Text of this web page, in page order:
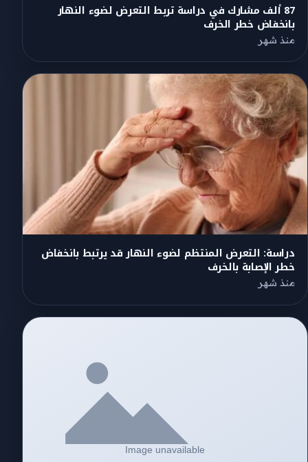
87 ألف مشارك في دراسة تربط التعرض لضوء النهار
بانخفاض خطر الخرف
منذ شهر
دراسة: التعرض المنتظم لضوء النهار قد يرتبط بانخفاض
خطر الإصابة بالخرف
منذ شهر